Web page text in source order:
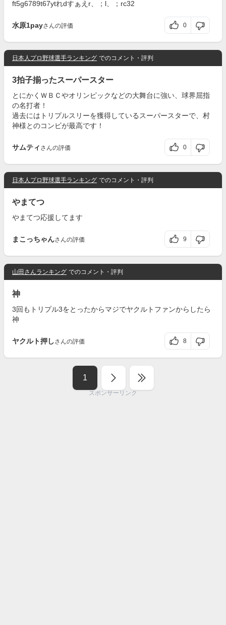
ft5g6789t67ytれdすぁえr、；l、；rc32
水原1payさんの評価 0
日本人プロ野球選手ランキング でのコメント・評判
3拍子揃ったスーパースター
とにかくＷＢＣやオリンピックなどの大舞台に強い、球界屈指
の名打者！
過去にはトリプルスリーを獲得しているスーパースターで、村
神様とのコンビが最高です！
サムティ さんの評価 0
日本人プロ野球選手ランキング でのコメント・評判
やまてつ
やまてつ応援してます
まこっちゃんさんの評価 9
山田さんランキング でのコメント・評判
神
3回もトリプル3をとったからマジでヤクルトファンからしたら
神
ヤクルト押しさんの評価 8
1
スポンサーリンク